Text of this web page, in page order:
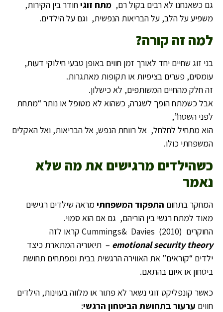
גם כשאנחנו לא רבים בקול רם, מתח זוגיחודר בין הקירות,
משפיע על הלב, על הבריאות הנפשית, וגם על הילדים.
למה זה קורה?
בני זוג שחיים יחד לאורך זמן חווים באופן טבעי חילוקי דעות,
עומסים, פערים בציפיות או תקופות מאתגרות.
זה חלק מהחיים המשותפים, לא כישלון.
אבל כשמתח הופך לשגרה, כשהוא לא מטופל או נותר “מתחת
לפני השטח”,
הוא מתחיל לחלחל, אל רווחת הנפש, אל הבריאות, ואל האקלים
המשפחתי כולו.
כשהילדים מרגישים את מה שלא
נאמר
המחקר בתחום התפקוד המשפחתי מראה שילדים רגישים
מאוד למתח רגשי בין הוריהם, גם אם הוא סמוי.
החוקרים Cummings& Davies (2010) קראו לזה
emotional security theory – תיאוריה המתארת כיצד
ילדים “קוראים” את האווירה הרגשית בבית ומפתחים תחושת
ביטחון או איום בהתאם.
כאשר קונפליקט זוגי נשאר לא פתור או מלווה בעוינות, הילדים
חווים ערעור בתחושת הביטחון הרגשי: